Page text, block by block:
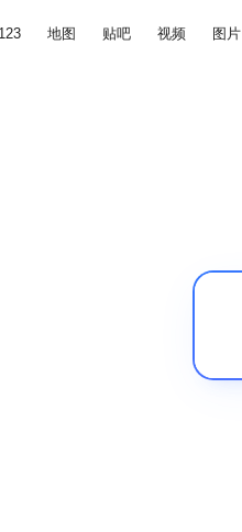
地图 贴吧 视频 图片